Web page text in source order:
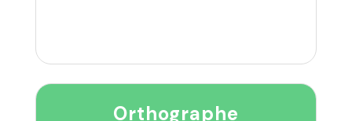
Orthographe